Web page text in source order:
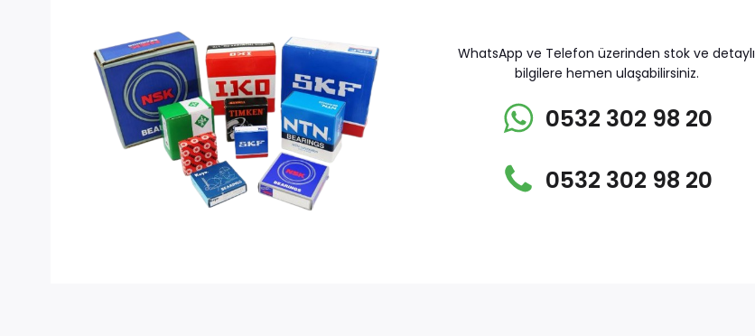
WhatsApp ve Telefon üzerinden stok ve detaylı
bilgilere hemen ulaşabilirsiniz.
0532 302 98 20
0532 302 98 20